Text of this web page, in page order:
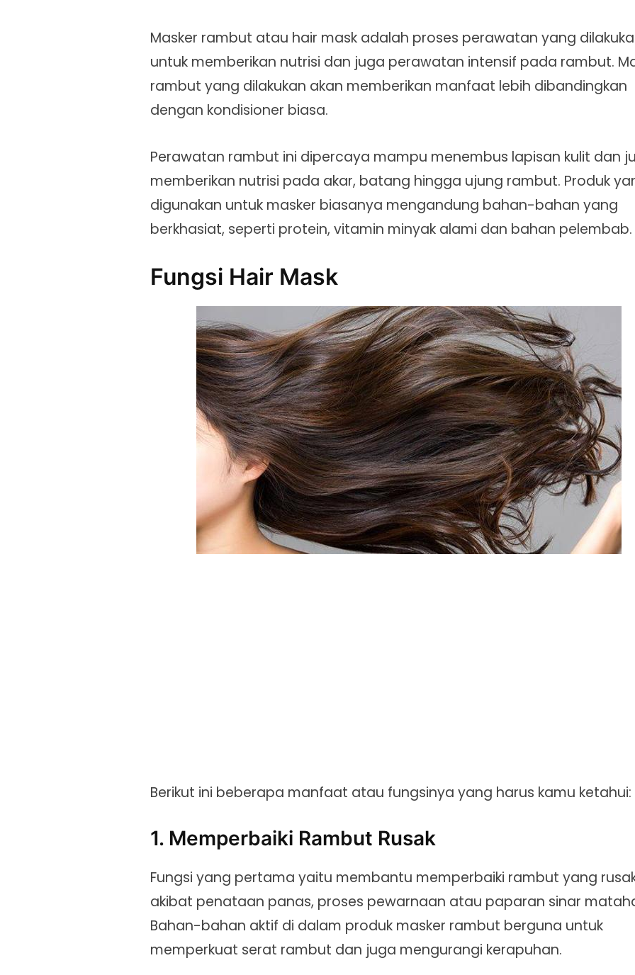
Masker rambut atau hair mask adalah proses perawatan yang
untuk memberikan nutrisi dan juga perawatan intensif pada rambut.
rambut yang dilakukan akan memberikan manfaat lebih dibandingkan
dengan kondisioner biasa.
Perawatan rambut ini dipercaya mampu menembus lapisan kulit dan
memberikan nutrisi pada akar, batang hingga ujung rambut. Produk
digunakan untuk masker biasanya mengandung bahan-bahan yang
berkhasiat, seperti protein, vitamin minyak alami dan bahan pelembab.
Fungsi Hair Mask
Berikut ini beberapa manfaat atau fungsinya yang harus kamu ketahui:
1. Memperbaiki Rambut Rusak
Fungsi yang pertama yaitu membantu memperbaiki rambut yang
akibat penataan panas, proses pewarnaan atau paparan sinar
Bahan-bahan aktif di dalam produk masker rambut berguna untuk
memperkuat serat rambut dan juga mengurangi kerapuhan.